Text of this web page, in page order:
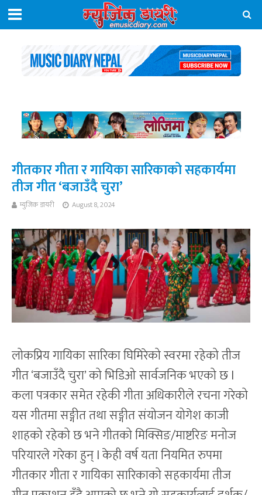
गीतकार गीता र गायिका सारिकाको सहकार्यमा
तीज गीत ‘बजाउँदै चुरा’
म्युजिक डायरी August 8, 2024
लोकप्रिय गायिका सारिका घिमिरेको स्वरमा रहेको तीज
गीत ‘बजाउँदै चुरा’ को भिडिओ सार्वजनिक भएको छ l
कला पत्रकार समेत रहेकी गीता अधिकारीले रचना गरेको
यस गीतमा सङ्गीत तथा सङ्गीत संयोजन योगेश काजी
शाहको रहेको छ भने गीतको मिक्सिङ/माष्टरिङ मनोज
परियारले गरेका हुन् l केही वर्ष यता नियमित रुपमा
गीतकार गीता र गायिका सारिकाको सहकार्यमा तीज